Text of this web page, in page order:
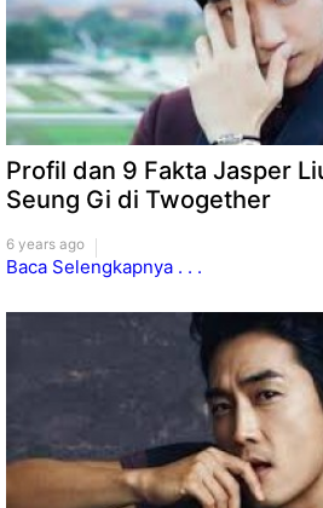
Profil dan 9 Fakta Jasper
Seung Gi di Twogether
6 years ago
Baca Selengkapnya . . .